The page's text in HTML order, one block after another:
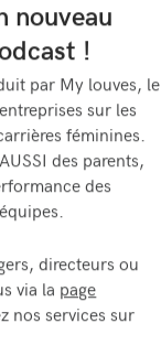
nouveau
!
par My louves, le
sur les
féminines.
des parents,
des
directeurs ou
via la page
nos services sur